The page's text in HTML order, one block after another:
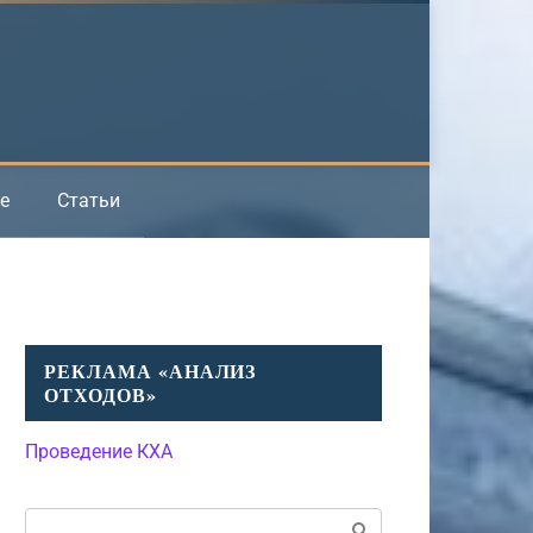
Статьи
РЕКЛАМА «АНАЛИЗ
ОТХОДОВ»
Проведение КХА